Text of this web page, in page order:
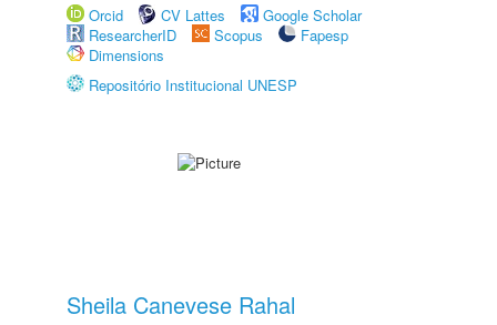
Orcid
CV Lattes
Google Scholar
ResearcherID
Scopus
Fapesp
Dimensions
Repositório Institucional UNESP
Sheila Canevese Rahal